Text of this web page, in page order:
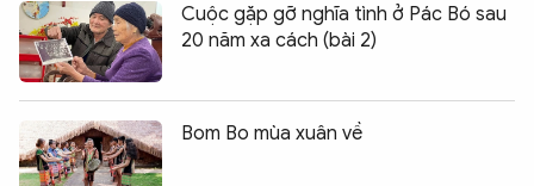
Cuộc gặp gỡ nghĩa tình ở Pác Bó sau
20 năm xa cách (bài 2)
Bom Bo mùa xuân về